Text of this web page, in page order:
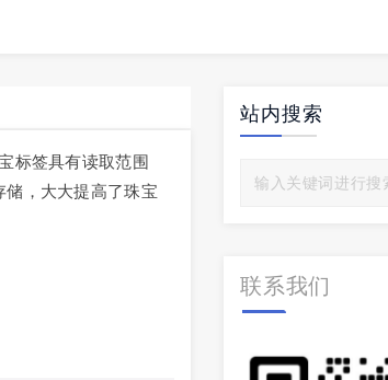
标签具有读取范围
，大大提高了珠宝
站内搜索
联系我们